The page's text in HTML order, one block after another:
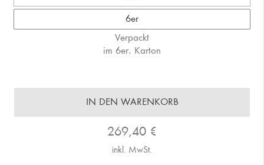
6er
Verpackt
im 6er. Karton
IN DEN WARENKORB
269,40 €
inkl. MwSt.